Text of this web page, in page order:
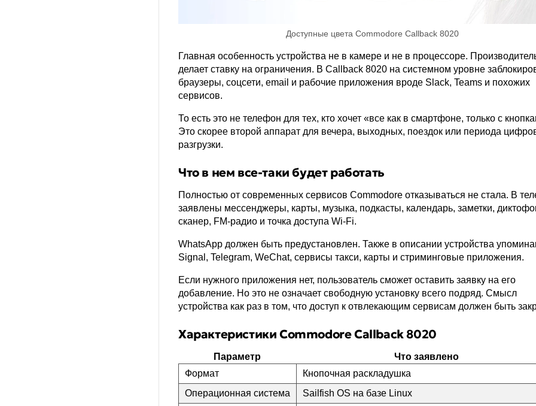
Доступные цвета Commodore Callback 8020
Главная особенность устройства не в камере и не в процессоре.
делает ставку на ограничения. В Callback 8020 на системном уровне
браузеры, соцсети, email и рабочие приложения вроде Slack, Teams и похожих
сервисов.
То есть это не телефон для тех, кто хочет «все как в смартфоне, только с
Это скорее второй аппарат для вечера, выходных, поездок или периода
разгрузки.
Что в нем все-таки будет работать
Полностью от современных сервисов Commodore отказываться не стала. В
заявлены мессенджеры, карты, музыка, подкасты, календарь, заметки,
сканер, FM-радио и точка доступа Wi-Fi.
WhatsApp должен быть предустановлен. Также в описании устройства
Signal, Telegram, WeChat, сервисы такси, карты и стриминговые приложения.
Если нужного приложения нет, пользователь сможет оставить заявку на его
добавление. Но это не означает свободную установку всего подряд. Смысл
устройства как раз в том, что доступ к отвлекающим сервисам должен быть
Характеристики Commodore Callback 8020
Параметр
Что заявлено
Формат
Кнопочная раскладушка
Операционная система
Sailfish OS на базе Linux